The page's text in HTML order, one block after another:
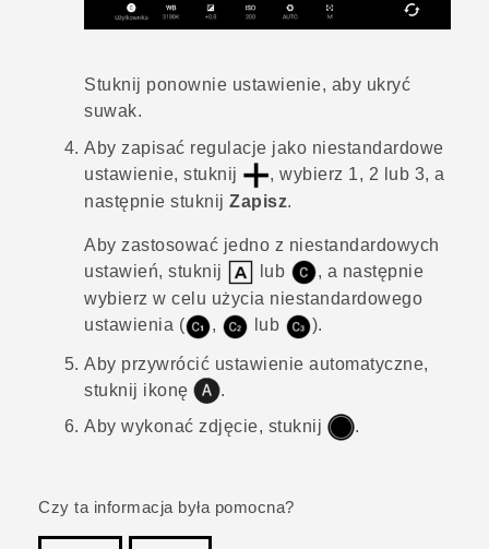
Stuknij ponownie ustawienie, aby ukryć
suwak.
Aby zapisać regulacje jako niestandardowe
ustawienie, stuknij
, wybierz 1, 2 lub 3, a
następnie stuknij Zapisz.
Aby zastosować jedno z niestandardowych
ustawień, stuknij
lub
, a następnie
wybierz w celu użycia niestandardowego
ustawienia (
, lub ).
Aby przywrócić ustawienie automatyczne,
stuknij ikonę
.
Aby wykonać zdjęcie, stuknij
.
Czy ta informacja była pomocna?